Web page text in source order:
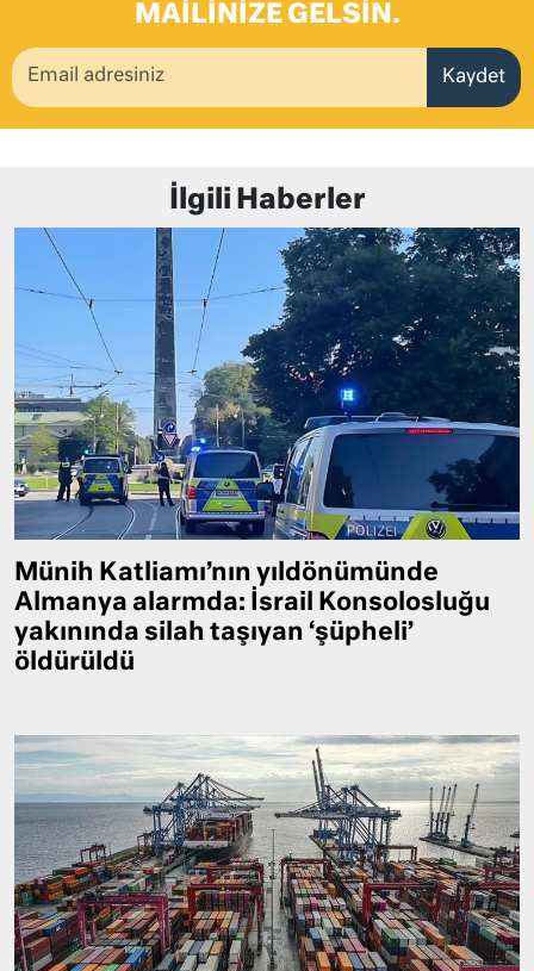
MAILINIZE GELSIN.
Kaydet
İlgili Haberler
Münih Katliamı’nın yıldönümünde
Almanya alarmda: İsrail Konsolosluğu
yakınında silah taşıyan ‘şüpheli’
öldürüldü